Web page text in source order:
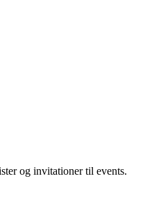
og invitationer til events.